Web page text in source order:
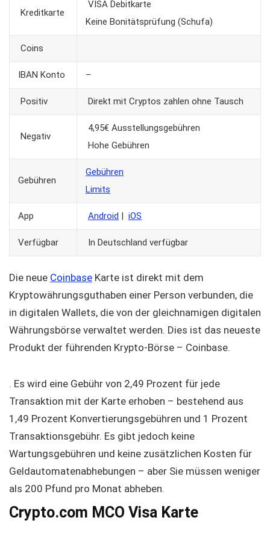
Kreditkarte
VISA Debitkarte
Keine Bonitätsprüfung (Schufa)
Coins
IBAN Konto –
Positiv Direkt mit Cryptos zahlen ohne Tausch
Negativ
4,95€ Ausstellungsgebühren
Hohe Gebühren
Gebühren
Gebühren
Limits
App Android | iOS
Verfügbar In Deutschland verfügbar
Die neue Coinbase Karte ist direkt mit dem
Kryptowährungsguthaben einer Person verbunden, die
in digitalen Wallets, die von der gleichnamigen digitalen
Währungsbörse verwaltet werden. Dies ist das neueste
Produkt der führenden Krypto-Börse – Coinbase.
. Es wird eine Gebühr von 2,49 Prozent für jede
Transaktion mit der Karte erhoben – bestehend aus
1,49 Prozent Konvertierungsgebühren und 1 Prozent
Transaktionsgebühr. Es gibt jedoch keine
Wartungsgebühren und keine zusätzlichen Kosten für
Geldautomatenabhebungen – aber Sie müssen weniger
als 200 Pfund pro Monat abheben.
Crypto.com MCO Visa Karte